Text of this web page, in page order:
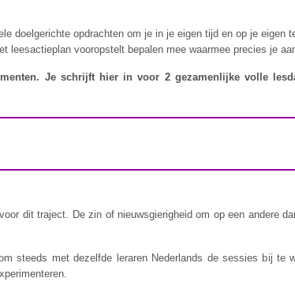
doelgerichte opdrachten om je in je eigen tijd en op je eigen
leesactieplan vooropstelt bepalen mee waarmee precies je
Je schrijft hier in voor 2 gezamenlijke volle
dit traject. De zin of nieuwsgierigheid om op een andere
steeds met dezelfde leraren Nederlands de sessies bij